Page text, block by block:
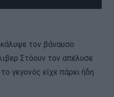
τον βάναυσο
Στόουν τον απέλυσε
γεγονός είχε πάρει ήδη